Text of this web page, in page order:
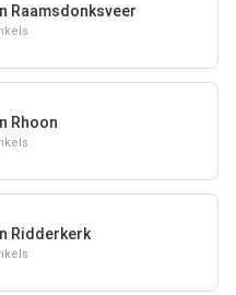
Raamsdonksveer
Rhoon
Ridderkerk